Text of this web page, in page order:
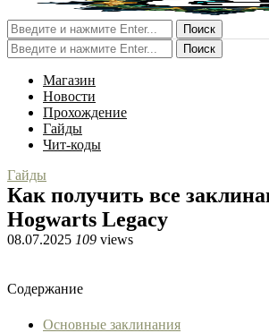
Поиск
Поиск
Магазин
Новости
Прохождение
Гайды
Чит-коды
Гайды
Как получить все
Hogwarts Legacy
08.07.2025 109 views
Содержание
Основные заклинания